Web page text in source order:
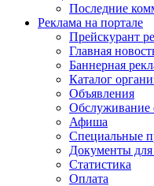
Последние
Реклама на портале
Прейскурант
Главная
Баннерная
Каталог
Объявления
Обслуживание
Афиша
Специальные
Документы для
Статистика
Оплата